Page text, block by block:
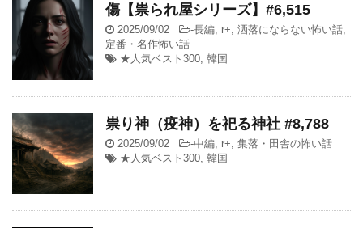
傷【祟られ屋シリーズ】#6,515
2025/09/02 -長編 r+ 洒落にならない怖い話
定番・名作怖い話
★人気ベスト300 韓国
祟り神（疫神）を祀る神社 #8,788
2025/09/02 -中編 r+ 集落・田舎の怖い話
★人気ベスト300 韓国